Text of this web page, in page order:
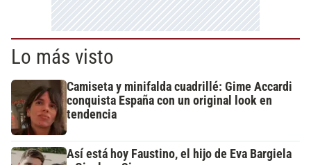
Lo más visto
Camiseta y minifalda cuadrillé: Gime Accardi
conquista España con un original look en
tendencia
Así está hoy Faustino, el hijo de Eva Bargiela